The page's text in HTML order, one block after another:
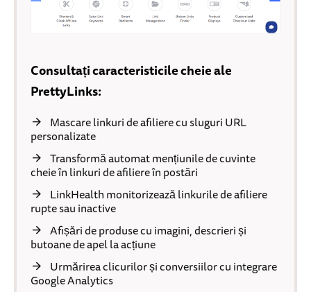
Consultați caracteristicile cheie ale
PrettyLinks:
Mascare linkuri de afiliere cu sluguri URL
personalizate
Transformă automat mențiunile de cuvinte
cheie în linkuri de afiliere în postări
LinkHealth monitorizează linkurile de afiliere
rupte sau inactive
Afișări de produse cu imagini, descrieri și
butoane de apel la acțiune
Urmărirea clicurilor și conversiilor cu integrare
Google Analytics